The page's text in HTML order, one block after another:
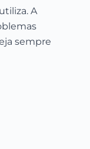
A
sempre